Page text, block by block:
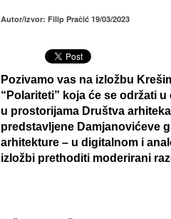
Autor/izvor: Filip Pračić 19/03/2023
Pozivamo vas na izložbu
“Polariteti” koja će se održati
u prostorijama Društva
predstavljene Damjanovićeve
arhitekture – u digitalnom i
izložbi prethoditi moderirani